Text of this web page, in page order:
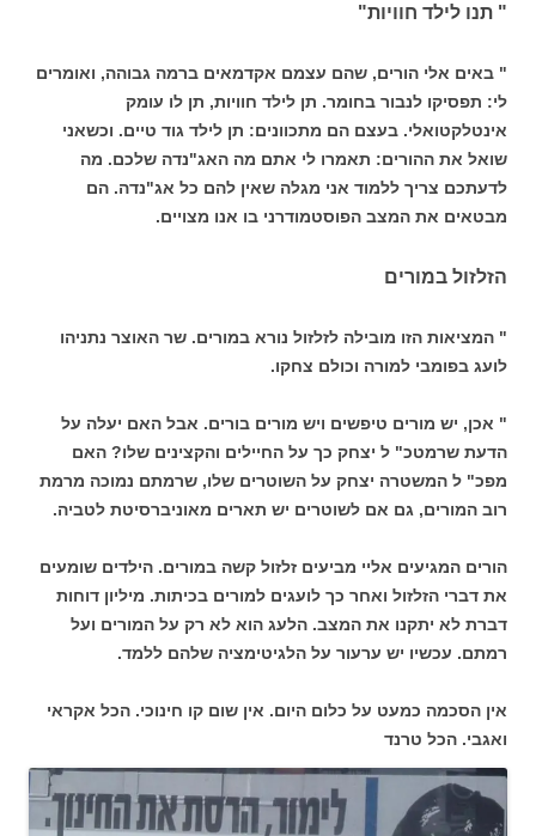
" תנו לילד חוויות"
" באים אלי הורים, שהם עצמם אקדמאים ברמה גבוהה, ואומרים
לי: תפסיקו לנבור בחומר. תן לילד חוויות, תן לו עומק
אינטלקטואלי. בעצם הם מתכוונים: תן לילד גוד טיים. וכשאני
שואל את ההורים: תאמרו לי אתם מה האג"נדה שלכם. מה
לדעתכם צריך ללמוד אני מגלה שאין להם כל אג"נדה. הם
מבטאים את המצב הפוסטמודרני בו אנו מצויים.
הזלזול במורים
" המציאות הזו מובילה לזלזול נורא במורים. שר האוצר נתניהו
לועג בפומבי למורה וכולם צחקו.
" אכן, יש מורים טיפשים ויש מורים בורים. אבל האם יעלה על
הדעת שרמטכ" ל יצחק כך על החיילים והקצינים שלו? האם
מפכ" ל המשטרה יצחק על השוטרים שלו, שרמתם נמוכה מרמת
רוב המורים, גם אם לשוטרים יש תארים מאוניברסיטת לטביה.
הורים המגיעים אליי מביעים זלזול קשה במורים. הילדים שומעים
את דברי הזלזול ואחר כך לועגים למורים בכיתות. מיליון דוחות
דברת לא יתקנו את המצב. הלעג הוא לא רק על המורים ועל
רמתם. עכשיו יש ערעור על הלגיטימציה שלהם ללמד.
אין הסכמה כמעט על כלום היום. אין שום קו חינוכי. הכל אקראי
ואגבי. הכל טרנד